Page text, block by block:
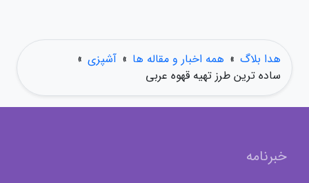
هدا بلاگ » همه اخبار و مقاله ها » آشپزی »
ساده ترین طرز تهیه قهوه عربی
خبرنامه